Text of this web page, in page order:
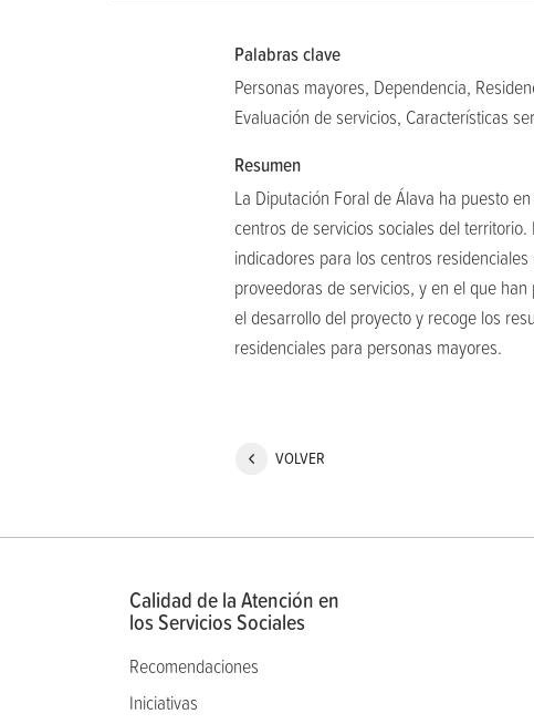
Palabras clave
Personas mayores, Dependencia,
Evaluación de servicios, Características
Resumen
La Diputación Foral de Álava ha puesto
centros de servicios sociales del
indicadores para los centros
proveedoras de servicios, y en el que
el desarrollo del proyecto y recoge los
residenciales para personas mayores.
VOLVER
Calidad de la Atención en
los Servicios Sociales
Recomendaciones
Iniciativas